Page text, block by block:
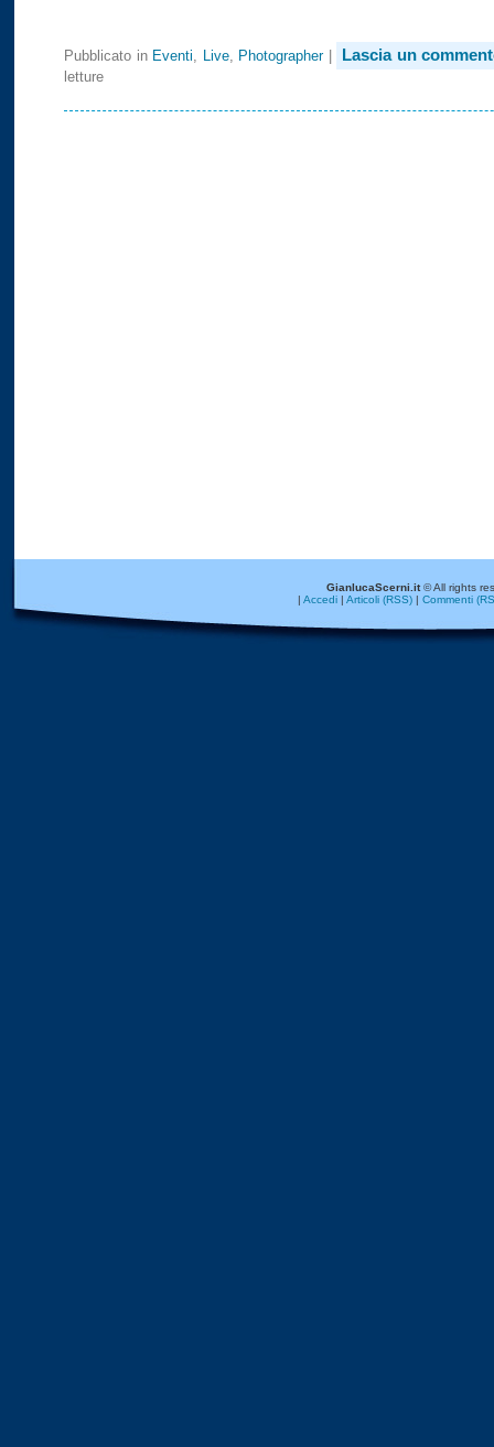
Pubblicato in Eventi Live, Photographer| Lascia un
letture
GianlucaScerni.it© All rights
| Accedi| Articoli (RSS)| Commenti